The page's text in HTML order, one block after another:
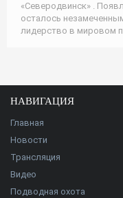
«Северодвинск» .
осталось
лидерство в мировом
НАВИГАЦИЯ
Главная
Новости
Трансляция
Видео
Подводная охота